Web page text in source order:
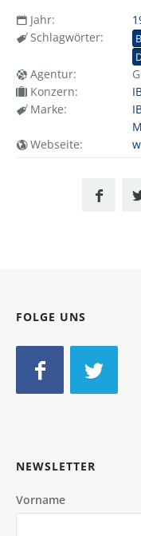
Jahr:
Schlagwörter:
Agentur:
Konzern:
Marke:
Webseite:
FOLGE UNS
NEWSLETTER
Vorname